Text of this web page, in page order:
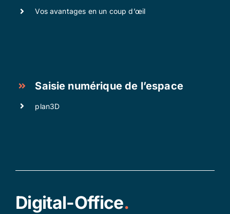
Vos avantages en un coup d’œil
Saisie numérique de l’espace
plan3D
Digital-Office.